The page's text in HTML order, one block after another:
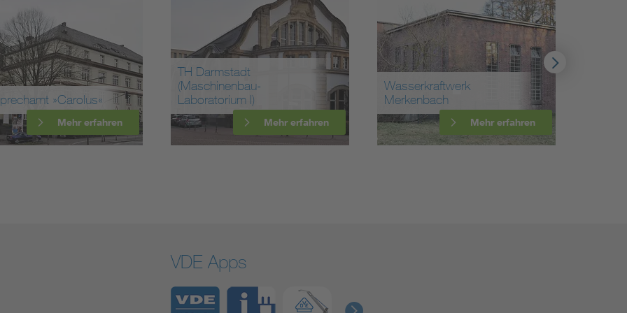
»Carolus«
Mehr erfahren
TH Darmstadt
(Maschinenbau-
Laboratorium I)
Mehr erfahren
Wasserkraftwerk
Merkenbach
Mehr erfahren
VDE Apps